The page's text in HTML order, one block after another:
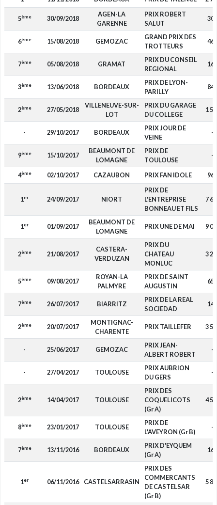
5ème 30/09/2018
AGEN-LA
GARENNE
PRIX ROBERT
SALUT
300
6ème 15/08/2018 GEMOZAC
GRAND PRIX DES
TROTTEURS
460
7ème 05/08/2018 GRAMAT
PRIX DU CONSEIL
REGIONAL
160
3ème 13/06/2018 BORDEAUX
PRIX DE LYON-
PARILLY
840
2ème 27/05/2018
VILLENEUVE-SUR-
LOT
PRIX DU GARAGE
DU COLLEGE
1
- 29/10/2017 BORDEAUX
PRIX JOUR DE
VEINE
-
9ème 15/10/2017
BEAUMONT DE
LOMAGNE
PRIX DE
TOULOUSE
-
4ème 02/10/2017 CAZAUBON PRIX FAN IDOLE 960
1er 24/09/2017 NIORT
PRIX DE
L'ENTREPRISE
BONNEAU ET FILS
7
1er 01/09/2017
BEAUMONT DE
LOMAGNE
PRIX UNE DE MAI 9
2ème 21/08/2017
CASTERA-
VERDUZAN
PRIX DU
CHATEAU
MONLUC
3
5ème 09/08/2017
ROYAN-LA
PALMYRE
PRIX DE SAINT
AUGUSTIN
650
7ème 26/07/2017 BIARRITZ
PRIX DE LA REAL
SOCIEDAD
140
2ème 20/07/2017
MONTIGNAC-
CHARENTE
PRIX TAILLEFER 3
- 25/06/2017 GEMOZAC
PRIX JEAN-
ALBERT ROBERT
-
- 27/04/2017 TOULOUSE
PRIX AUBRION
DU GERS
-
2ème 14/04/2017 TOULOUSE
PRIX DES
COQUELICOTS
(Gr A)
4
8ème 23/01/2017 TOULOUSE
PRIX DE
L'AVEYRON (Gr B)
-
7ème 13/11/2016 BORDEAUX
PRIX D'EYQUEM
(Gr A)
160
1er 06/11/2016 CASTELSARRASIN
PRIX DES
COMMERCANTS
DE CASTELSAR
(Gr B)
5